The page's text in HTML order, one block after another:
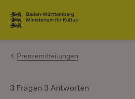
Zum Inhalt springen
Link zur Startseite
Pressemitteilungen
3 Fragen 3 Antworten